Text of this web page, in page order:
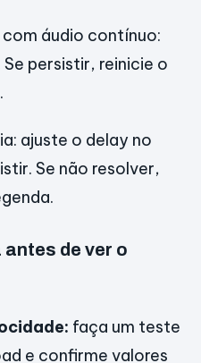
áudio contínuo:
persistir, reinicie o
ajuste o delay no
Se não resolver,
de ver o
faça um teste
e confirme valores